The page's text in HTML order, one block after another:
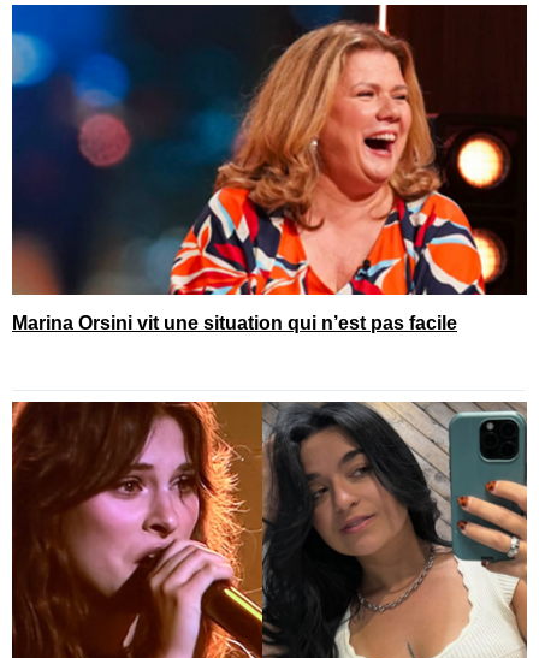
Marina Orsini vit une situation qui n’est pas facile